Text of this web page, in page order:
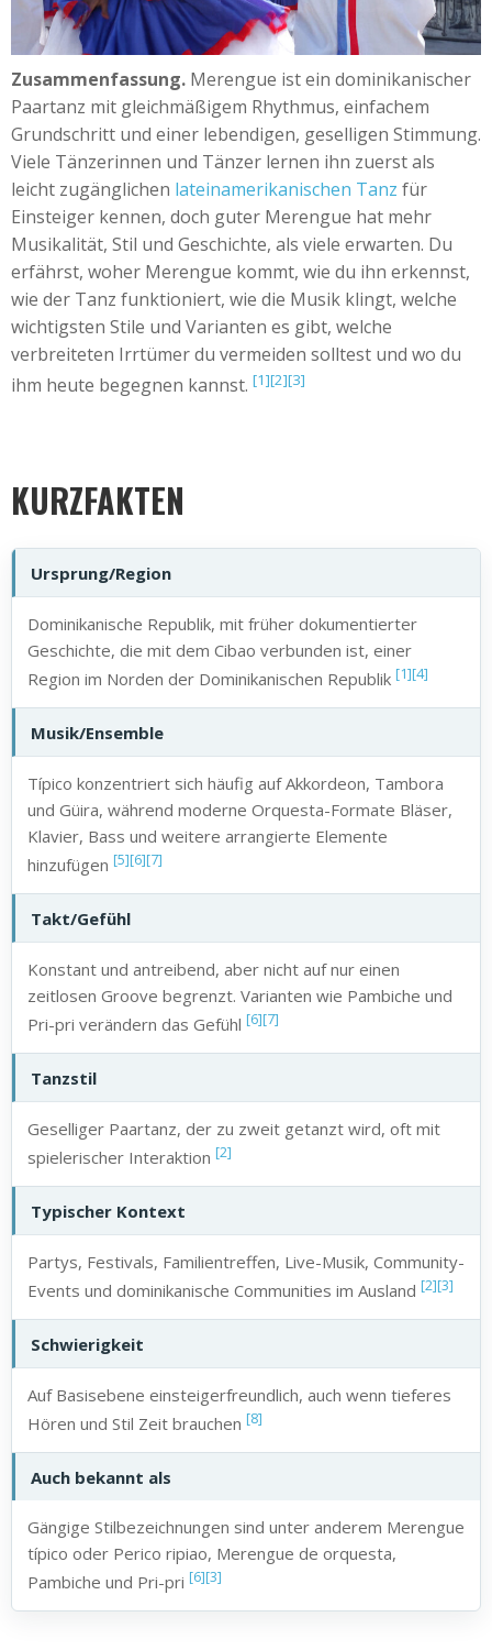
Event hinzufügen
Zusammenfassung. Merengue ist ein dominikanischer
Paartanz mit gleichmäßigem Rhythmus, einfachem
Grundschritt und einer lebendigen, geselligen Stimmung.
Viele Tänzerinnen und Tänzer lernen ihn zuerst als
leicht zugänglichen lateinamerikanischen Tanz für
Einsteiger kennen, doch guter Merengue hat mehr
Musikalität, Stil und Geschichte, als viele erwarten. Du
erfährst, woher Merengue kommt, wie du ihn erkennst,
wie der Tanz funktioniert, wie die Musik klingt, welche
wichtigsten Stile und Varianten es gibt, welche
verbreiteten Irrtümer du vermeiden solltest und wo du
ihm heute begegnen kannst. [1][2][3]
KURZFAKTEN
Ursprung/Region
Dominikanische Republik, mit früher dokumentierter
Geschichte, die mit dem Cibao verbunden ist, einer
Region im Norden der Dominikanischen Republik [1][4]
Musik/Ensemble
Típico konzentriert sich häufig auf Akkordeon, Tambora
und Güira, während moderne Orquesta-Formate Bläser,
Klavier, Bass und weitere arrangierte Elemente
hinzufügen [5][6][7]
Takt/Gefühl
Konstant und antreibend, aber nicht auf nur einen
zeitlosen Groove begrenzt. Varianten wie Pambiche und
Pri-pri verändern das Gefühl [6][7]
Tanzstil
Geselliger Paartanz, der zu zweit getanzt wird, oft mit
spielerischer Interaktion [2]
Typischer Kontext
Partys, Festivals, Familientreffen, Live-Musik, Community-
Events und dominikanische Communities im Ausland [2][3]
Schwierigkeit
Auf Basisebene einsteigerfreundlich, auch wenn tieferes
Hören und Stil Zeit brauchen [8]
Auch bekannt als
Gängige Stilbezeichnungen sind unter anderem Merengue
típico oder Perico ripiao, Merengue de orquesta,
Pambiche und Pri-pri [6][3]